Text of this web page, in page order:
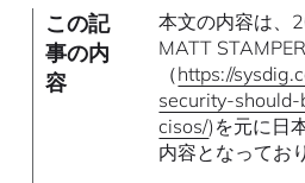
この記
事の内
容
本文の内容は、
MATT
（https://
security-
cisos/)を元に日
内容となってお